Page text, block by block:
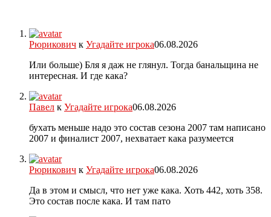
Рюрикович к Угадайте игрока06.08.2026
Или больше) Бля я даж не глянул. Тогда банальщина не
интересная. И где кака?
Павел к Угадайте игрока06.08.2026
бухать меньше надо это состав сезона 2007 там написано
2007 и финалист 2007, нехватает кака разумеется
Рюрикович к Угадайте игрока06.08.2026
Да в этом и смысл, что нет уже кака. Хоть 442, хоть 358.
Это состав после кака. И там пато